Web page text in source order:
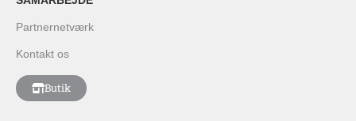
Partnernetværk
Kontakt os
Butik